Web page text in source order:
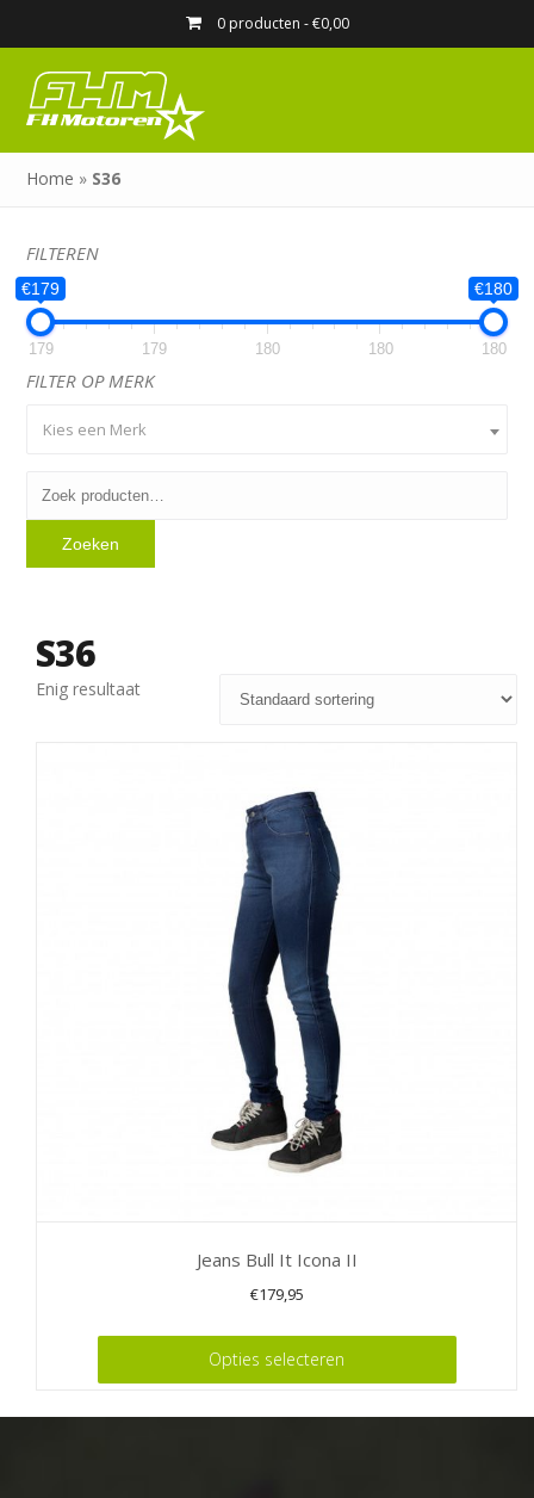
0 producten -€0,00
Home » S36
FILTEREN
€179 €180
179 179 180 180 180
FILTER OP MERK
Kies een Merk
Zoeken
naar:
Zoeken
S36
Enig resultaat
Jeans Bull It Icona II
€179,95
Opties selecteren
heeft